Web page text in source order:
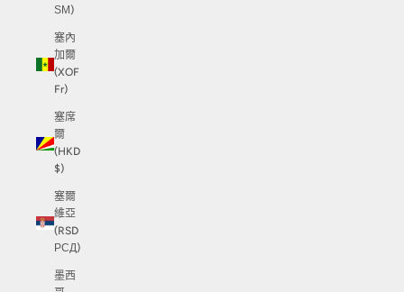
ЅМ)
塞內
加爾
(XOF
Fr)
塞席
爾
(HKD
$)
塞爾
維亞
(RSD
РСД)
墨西